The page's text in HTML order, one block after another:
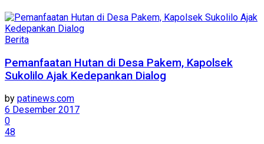
Berita
Pemanfaatan Hutan di Desa Pakem, Kapolsek
Sukolilo Ajak Kedepankan Dialog
by patinews.com
6 Desember 2017
0
48